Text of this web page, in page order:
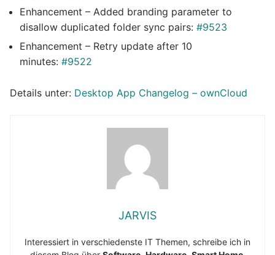
Enhancement – Added branding parameter to
disallow duplicated folder sync pairs: #9523
Enhancement – Retry update after 10
minutes: #9522
Details unter: Desktop App Changelog – ownCloud
JARVIS
Interessiert in verschiedenste IT Themen, schreibe ich in